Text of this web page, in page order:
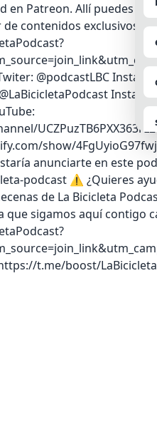
en Patreon. Allí puedes
contenidos exclusivos:
@podcastLBC
show/
anunciarte en este
podcast ⚠️ ¿Quieres
de La Bicicleta
que sigamos aquí contigo
t.me/boost/